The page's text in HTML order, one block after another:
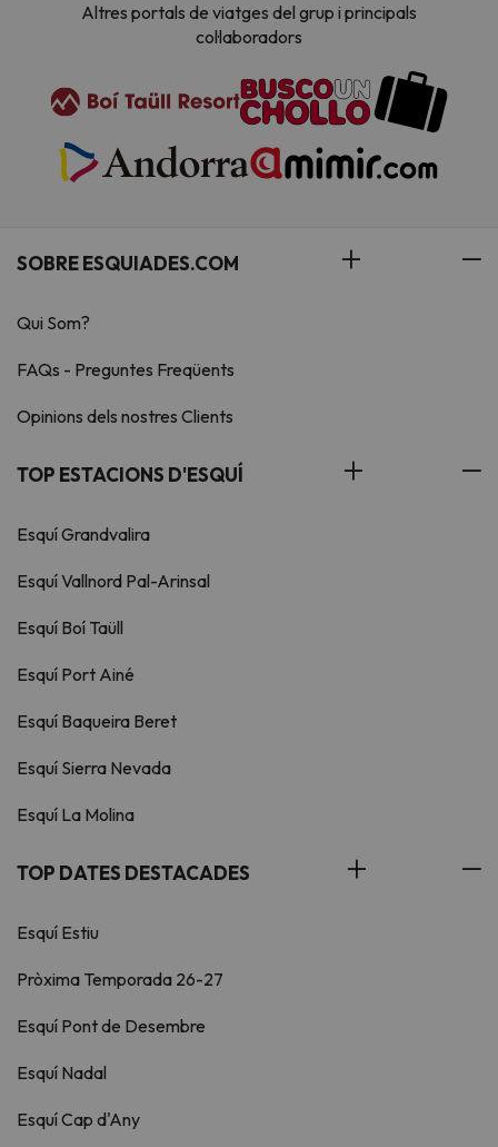
Altres portals de viatges del grup i principals
col·laboradors
SOBRE ESQUIADES.COM
Qui Som?
FAQs - Preguntes Freqüents
Opinions dels nostres Clients
TOP ESTACIONS D'ESQUÍ
Esquí Grandvalira
Esquí Vallnord Pal-Arinsal
Esquí Boí Taüll
Esquí Port Ainé
Esquí Baqueira Beret
Esquí Sierra Nevada
Esquí La Molina
TOP DATES DESTACADES
Esquí Estiu
Pròxima Temporada 26-27
Esquí Pont de Desembre
Esquí Nadal
Esquí Cap d'Any